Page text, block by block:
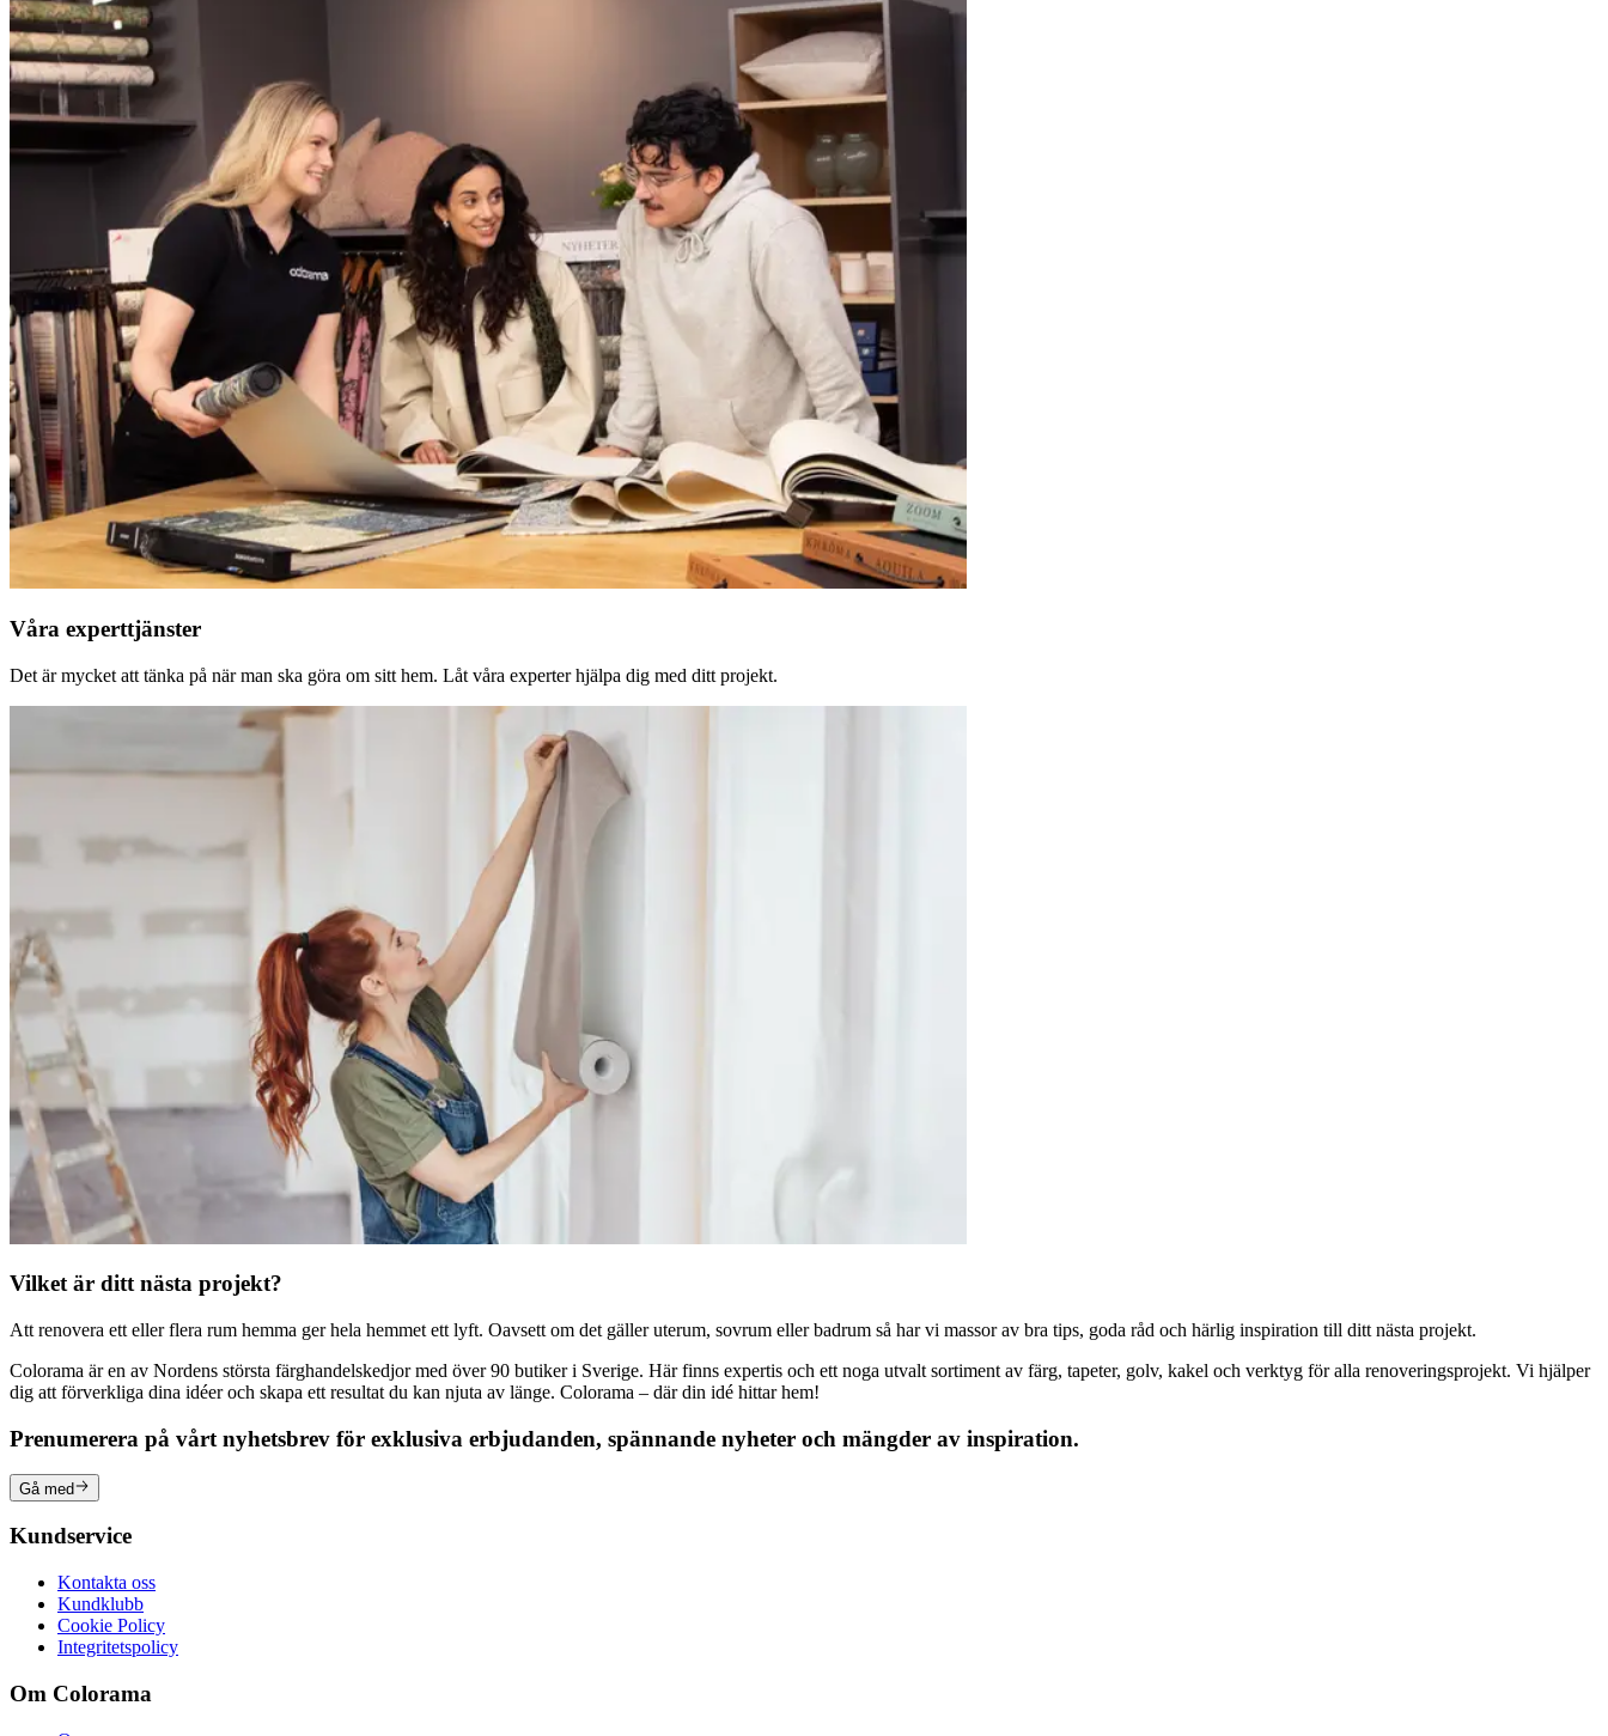
Våra experttjänster
Det är mycket att tänka på när man ska göra om sitt hem. Låt våra experter hjälpa dig med ditt projekt.
Vilket är ditt nästa projekt?
Att renovera ett eller flera rum hemma ger hela hemmet ett lyft. Oavsett om det gäller uterum, sovrum eller badrum så har vi massor av bra tips, goda råd och härlig inspiration till ditt nästa projekt.
Colorama är en av Nordens största färghandelskedjor med över 90 butiker i Sverige. Här finns expertis och ett noga utvalt sortiment av färg, tapeter, golv, kakel och verktyg för alla renoveringsprojekt. Vi hjälper
dig att förverkliga dina idéer och skapa ett resultat du kan njuta av länge. Colorama – där din idé hittar hem!
Prenumerera på vårt nyhetsbrev för exklusiva erbjudanden, spännande nyheter och mängder av inspiration.
Gå med
Kundservice
Kontakta oss
Kundklubb
Cookie Policy
Integritetspolicy
Om Colorama